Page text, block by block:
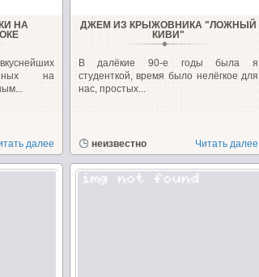
НА
на
далее
ДЖЕМ ИЗ КРЫЖОВНИКА "ЛОЖНЫЙ
КИВИ"
В далёкие 90-е годы была я
студенткой, время было нелёгкое для
нас, простых...
неизвестно Читать далее